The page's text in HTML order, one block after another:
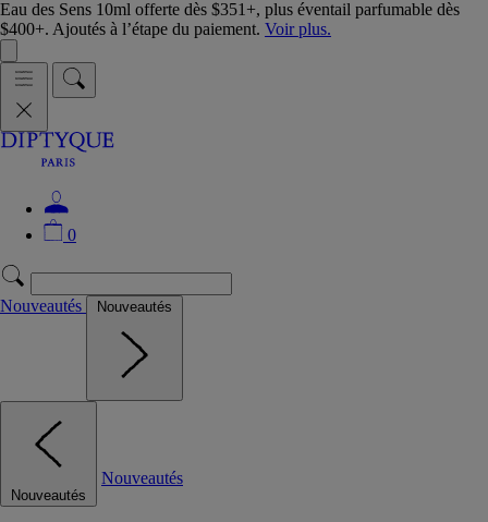
Eau des Sens 10ml offerte dès $351+, plus éventail parfumable dès
$400+. Ajoutés à l’étape du paiement. Voir plus.
0
Nouveautés Nouveautés
Nouveautés
Nouveautés